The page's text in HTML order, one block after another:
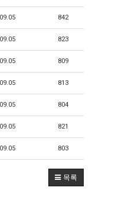
842
823
809
813
804
821
803
목록